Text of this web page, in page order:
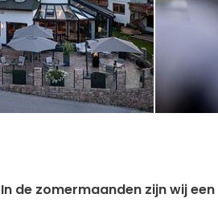
In de zomermaanden zijn wij